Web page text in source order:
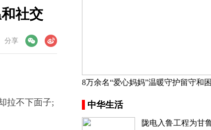
社交
分享
博
拉不下面子;
8万余名“爱心妈妈”温暖守护留守和
中华生活
陇电入鲁工程为甘